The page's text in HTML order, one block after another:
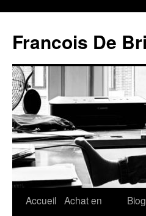
Francois De
Accueil Achat en